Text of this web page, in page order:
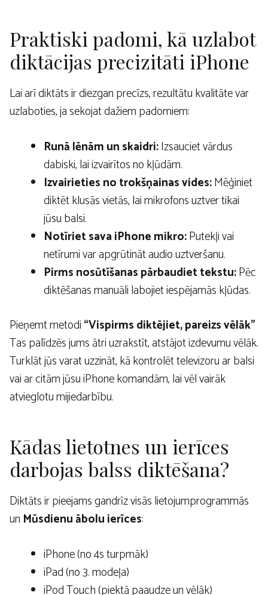
Praktiski padomi, kā uzlabot
diktācijas precizitāti iPhone
Lai arī diktāts ir diezgan precīzs, rezultātu kvalitāte var
uzlaboties, ja sekojat dažiem padomiem:
Runā lēnām un skaidri:Izsauciet vārdus
dabiski, lai izvairītos no kļūdām.
Izvairieties no trokšņainas vides:Mēģiniet
diktēt klusās vietās, lai mikrofons uztver tikai
jūsu balsi.
Notīriet sava iPhone mikro:Putekļi vai
netīrumi var apgrūtināt audio uztveršanu.
Pirms nosūtīšanas pārbaudiet tekstu:Pēc
diktēšanas manuāli labojiet iespējamās kļūdas.
Pieņemt metodi“Vispirms diktējiet, pareizs vēlāk”
Tas palīdzēs jums ātri uzrakstīt, atstājot izdevumu vēlāk.
Turklāt jūs varat uzzināt, kā kontrolēt televizoru ar balsi
vai ar citām jūsu iPhone komandām, lai vēl vairāk
atvieglotu mijiedarbību.
Kādas lietotnes un ierīces
darbojas balss diktēšana?
Diktāts ir pieejams gandrīz visās lietojumprogrammās
un Mūsdienu ābolu ierīces:
iPhone (no 4s turpmāk)
iPad (no 3. modeļa)
iPod Touch (piektā paaudze un vēlāk)